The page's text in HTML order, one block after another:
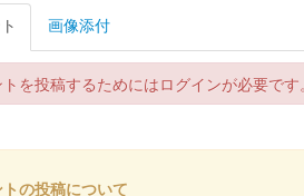
2024でのイベントステージ、書家こー
画像添付
を投稿するためにはログインが必要です。
トの投稿について